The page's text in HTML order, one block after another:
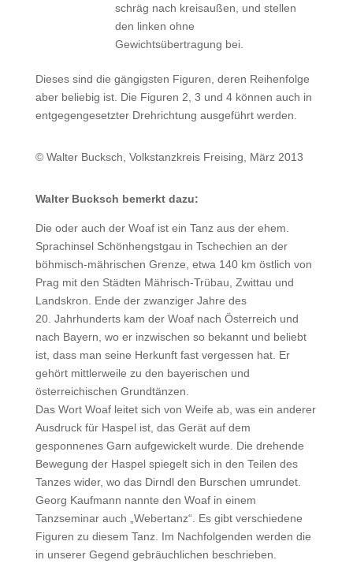
schräg nach kreisaußen, und stellen
den linken ohne
Gewichtsübertragung bei.
Dieses sind die gängigsten Figuren, deren Reihenfolge
aber beliebig ist. Die Figuren 2, 3 und 4 können auch in
entgegengesetzter Drehrichtung ausgeführt werden.
© Walter Bucksch, Volkstanzkreis Freising, März 2013
Walter Bucksch bemerkt dazu:
Die oder auch der Woaf ist ein Tanz aus der ehem.
Sprachinsel Schönhengstgau in Tschechien an der
böhmisch-mährischen Grenze, etwa 140 km östlich von
Prag mit den Städten Mährisch-Trübau, Zwittau und
Landskron. Ende der zwanziger Jahre des
20. Jahrhunderts kam der Woaf nach Österreich und
nach Bayern, wo er inzwischen so bekannt und beliebt
ist, dass man seine Herkunft fast vergessen hat. Er
gehört mittlerweile zu den bayerischen und
österreichischen Grundtänzen.
Das Wort Woaf leitet sich von Weife ab, was ein anderer
Ausdruck für Haspel ist, das Gerät auf dem
gesponnenes Garn aufgewickelt wurde. Die drehende
Bewegung der Haspel spiegelt sich in den Teilen des
Tanzes wider, wo das Dirndl den Burschen umrundet.
Georg Kaufmann nannte den Woaf in einem
Tanzseminar auch „Webertanz“. Es gibt verschiedene
Figuren zu diesem Tanz. Im Nachfolgenden werden die
in unserer Gegend gebräuchlichen beschrieben.